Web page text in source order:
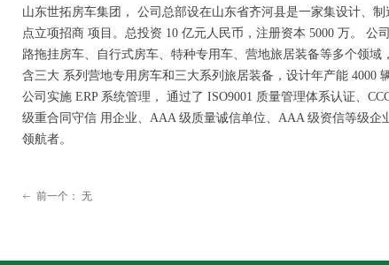
山东世拓房车集团， 公司总部设在山东省齐河县是一家集设计、
点立项招商 项目。总投资 10 亿元人民币，注册资本 5000 万。
路拖挂房车、自行式房车、特种专用车、营地旅居装备等多个领
含三大 系列营地专用房车和三大系列旅居装备，设计年产能 4000
公司实施 ERP 系统管理， 通过了 ISO9001 质量管理体系认证、
级重合同守信 用企业、AAA 级质量诚信单位、AAA 级资信等级
领航者。
ꂃ 前一个： 无